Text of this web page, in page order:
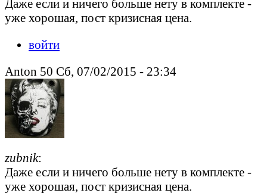
Даже если и ничего больше нету в комплекте -
уже хорошая, пост кризисная цена.
войти
Anton 50 Сб, 07/02/2015 - 23:34
zubnik:
Даже если и ничего больше нету в комплекте -
уже хорошая, пост кризисная цена.